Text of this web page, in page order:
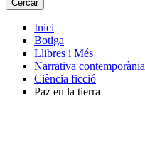
Inici
Botiga
Llibres i Més
Narrativa contemporània
Ciència ficció
Paz en la tierra